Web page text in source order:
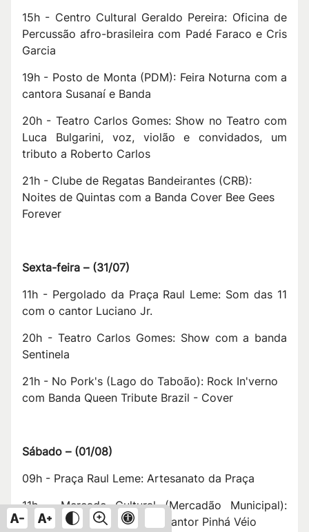
15h - Centro Cultural Geraldo Pereira: Oficina de
Percussão afro-brasileira com Padé Faraco e Cris
Garcia
19h - Posto de Monta (PDM): Feira Noturna com a
cantora Susanaí e Banda
20h - Teatro Carlos Gomes: Show no Teatro com
Luca Bulgarini, voz, violão e convidados, um
tributo a Roberto Carlos
21h - Clube de Regatas Bandeirantes (CRB):
Noites de Quintas com a Banda Cover Bee Gees
Forever
Sexta-feira – (31/07)
11h - Pergolado da Praça Raul Leme: Som das 11
com o cantor Luciano Jr.
20h - Teatro Carlos Gomes: Show com a banda
Sentinela
21h - No Pork's (Lago do Taboão): Rock In'verno
com Banda Queen Tribute Brazil - Cover
Sábado – (01/08)
09h - Praça Raul Leme: Artesanato da Praça
11h - Mercado Cultural (Mercadão Municipal):
Música no Mercado com o cantor Pinhá Véio